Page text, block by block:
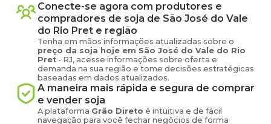
Conecte-se agora com produtores e
compradores de soja de São José do Vale
do Rio Pret e região
Tenha em mãos informações atualizadas sobre o
preço da soja hoje em São José do Vale do Rio
Pret - RJ, acesse informações sobre oferta e
demanda na sua região e tome decisões estratégicas
baseadas em dados atualizados.
A maneira mais rápida e segura de comprar
e vender soja
A plataforma Grão Direto é intuitiva e de fácil
navegação para você fechar negócios de forma